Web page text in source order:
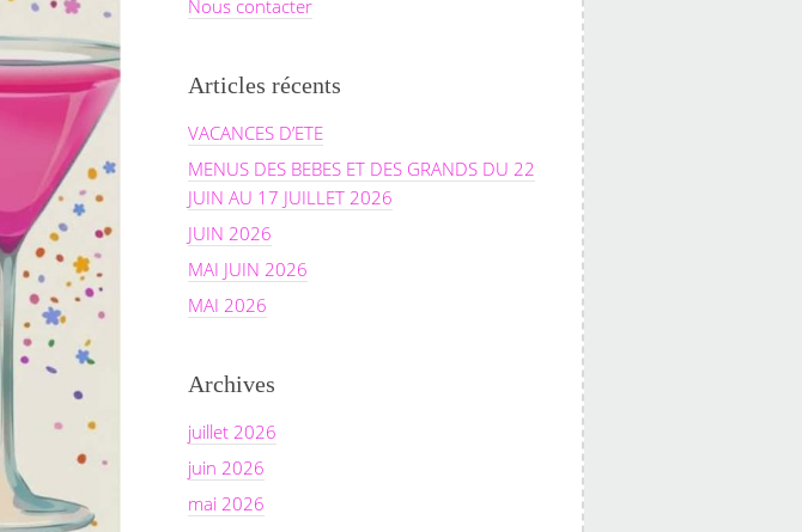
Nous contacter
Articles récents
VACANCES D’ETE
MENUS DES BEBES ET DES GRANDS DU 22
JUIN AU 17 JUILLET 2026
JUIN 2026
MAI JUIN 2026
MAI 2026
Archives
juillet 2026
juin 2026
mai 2026